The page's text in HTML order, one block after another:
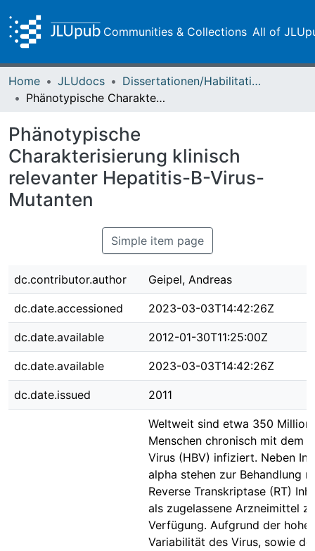
Communities & Collections All of
Home JLUdocs
Dissertationen/Habilitationen
Phänotypische Charakterisierung klinisch relevanter Hepatitis-B-Virus-Mutanten
Phänotypische
Charakterisierung klinisch
relevanter Hepatitis-B-Virus-
Mutanten
Simple item page
dc.contributor.author Geipel, Andreas
dc.date.accessioned 2023-03-03T14:42:26Z
dc.date.available 2012-01-30T11:25:00Z
dc.date.available 2023-03-03T14:42:26Z
dc.date.issued 2011
Weltweit sind etwa 350
Menschen chronisch mit dem
Virus (HBV) infiziert. Neben
alpha stehen zur Behandlung
Reverse Transkriptase (RT)
als zugelassene Arzneimittel
Verfügung. Aufgrund der
Variabilität des Virus, sowie